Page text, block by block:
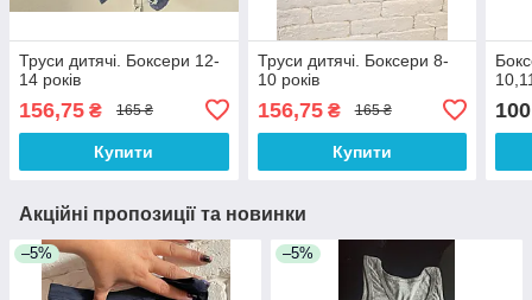
Труси дитячі. Боксери 12-
14 років
156,75 ₴ 165 ₴
Купити
Труси дитячі. Боксери 8-
10 років
156,75₴ 165 ₴
Купити
100
Акційні пропозиції та новинки
–5% –5%